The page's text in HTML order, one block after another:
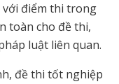
điểm thi trong
toàn cho đề thi,
luật liên quan.
đề thi tốt nghiệp